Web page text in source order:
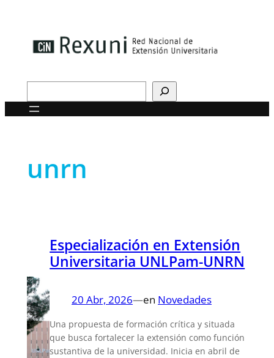
contenido
unrn
Especialización en Extensión
Universitaria UNLPam-UNRN
20 Abr, 2026—en Novedades
Una propuesta de formación crítica y situada
que busca fortalecer la extensión como función
sustantiva de la universidad. Inicia en abril de